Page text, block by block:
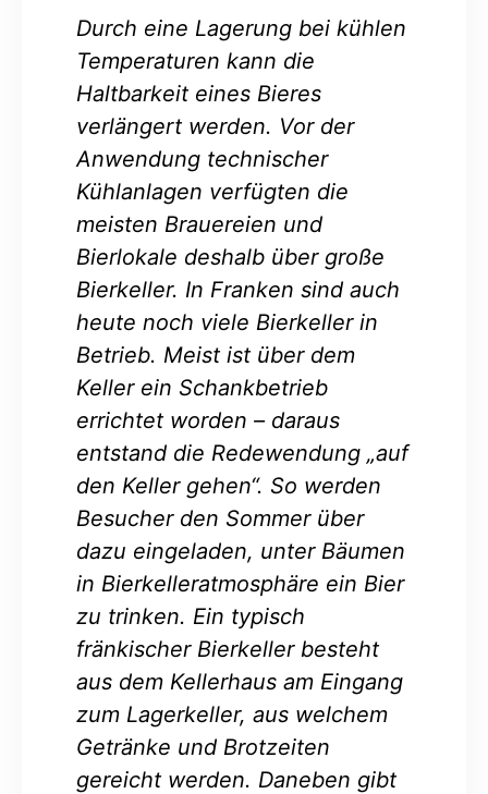
Durch eine Lagerung bei kühlen
Temperaturen kann die
Haltbarkeit eines Bieres
verlängert werden. Vor der
Anwendung technischer
Kühlanlagen verfügten die
meisten Brauereien und
Bierlokale deshalb über große
Bierkeller. In Franken sind auch
heute noch viele Bierkeller in
Betrieb. Meist ist über dem
Keller ein Schankbetrieb
errichtet worden – daraus
entstand die Redewendung „auf
den Keller gehen“. So werden
Besucher den Sommer über
dazu eingeladen, unter Bäumen
in Bierkelleratmosphäre ein Bier
zu trinken. Ein typisch
fränkischer Bierkeller besteht
aus dem Kellerhaus am Eingang
zum Lagerkeller, aus welchem
Getränke und Brotzeiten
gereicht werden. Daneben gibt